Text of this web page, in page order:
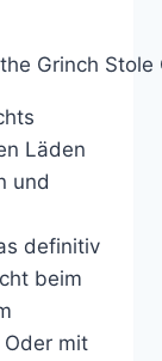
Grinch
Läden
und
definitiv
beim
Oder mit